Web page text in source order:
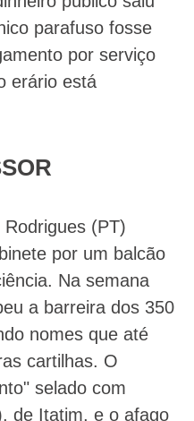
parafuso fosse
por serviço
erário está
(PT)
por um balcão
Na semana
a barreira dos 350
nomes que até
cartilhas. O
selado com
de Itatim, e o afago